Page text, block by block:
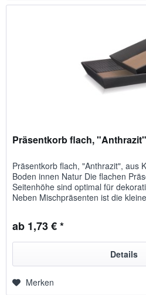
Präsentkorb flach,
Präsentkorb flach, "Anthrazit", aus
Boden innen Natur Die flachen
Seitenhöhe sind optimal für
Neben Mischpräsenten ist die
ab 1,73 € *
Details
Merken